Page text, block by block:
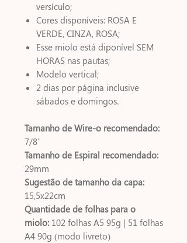
versículo;
Cores disponíveis: ROSA E
VERDE, CINZA, ROSA;
Esse miolo está diponível SEM
HORAS nas pautas;
Modelo vertical;
2 dias por página inclusive
sábados e domingos.
Tamanho de Wire-o recomendado:
7/8'
Tamanho de Espiral recomendado:
29mm
Sugestão de tamanho da capa:
15,5x22cm
Quantidade de folhas para o
miolo: 102 folhas A5 95g | 51 folhas
A4 90g (modo livreto)